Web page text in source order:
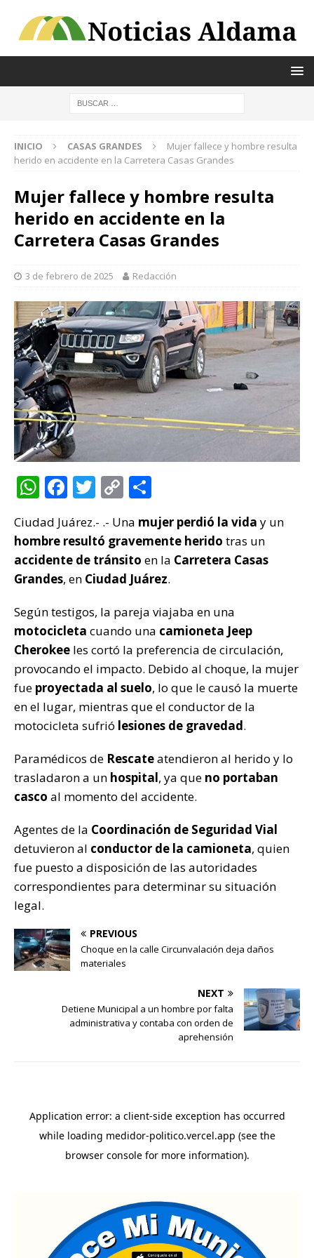
INICIO CASAS GRANDES
Mujer fallece y hombre resulta
herido en accidente en la Carretera Casas Grandes
Mujer fallece y hombre resulta
herido en accidente en la
Carretera Casas Grandes
3 de febrero de 2025 Redacción
W
at
s
A
p
F
c
e
b
o
k
T
it
te
r
C
p
y
Li
k
o
m
p
ar
r
Ciudad Juárez.- .- Una mujer perdió la vida y un
hombre resultó gravemente herido tras un
accidente de tránsito en la Carretera Casas
Grandes, en Ciudad Juárez.
Según testigos, la pareja viajaba en una
motocicleta cuando una camioneta Jeep
Cherokee les cortó la preferencia de circulación,
provocando el impacto. Debido al choque, la mujer
fue proyectada al suelo, lo que le causó la muerte
en el lugar, mientras que el conductor de la
motocicleta sufrió lesiones de gravedad.
Paramédicos de Rescateatendieron al herido y lo
trasladaron a un hospital, ya que no portaban
casco al momento del accidente.
Agentes de la Coordinación de Seguridad Vial
detuvieron al conductor de la camioneta, quien
fue puesto a disposición de las autoridades
correspondientes para determinar su situación
legal.
PREVIOUS
Choque en la calle Circunvalación deja daños
materiales
NEXT
Detiene Municipal a un hombre por falta
administrativa y contaba con orden de
aprehensión